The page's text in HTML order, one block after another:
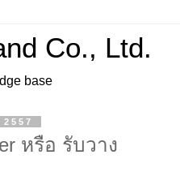
Co., Ltd.
base
หรือ รับวาง